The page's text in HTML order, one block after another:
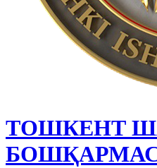
ТОШКЕНТ